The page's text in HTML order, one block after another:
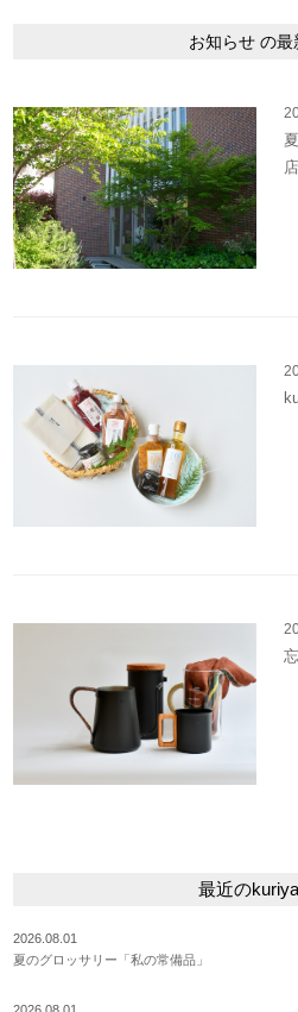
お知らせ の最
最近の
2026.08.01
夏のグロッサリー「私の常備品」
2026.08.01